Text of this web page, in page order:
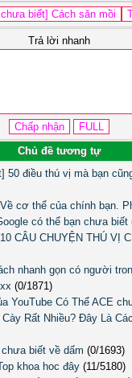
Trả lời nhanh
Chủ đề tương tự
50 điều thú vị mà bạn
cơ thể của chính bạn.
có thể bạn chưa biết
CÂU CHUYỆN THÚ VỊ
nhanh gọn có người
(0/1871)
YouTube Có Thể ACE
Rất Nhiều? Đây Là
biết về dấm (0/1693)
khoa hoc đây (11/5180)